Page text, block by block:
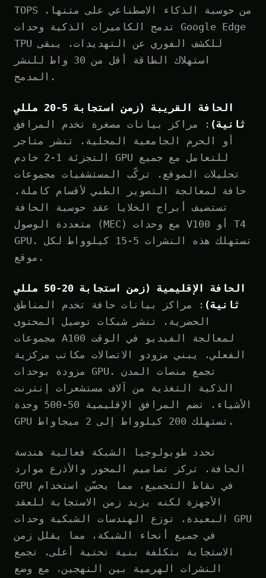
TOPS من حوسبة الذكاء الاصطناعي على متنها.
تدمج الكاميرات الذكية وحدات Google Edge
TPU للكشف الفوري عن التهديدات. يبقى
استهلاك الطاقة أقل من 30 واط للنشر
المدمج.
الحافة القريبة (زمن استجابة 5-20 مللي
ثانية) : مراكز بيانات مصغرة تخدم المرافق
أو الحرم الجامعية المحلية. تنشر متاجر
التجزئة 1-2 خادم GPU للتعامل مع جميع
تحليلات الموقع. تركّب المستشفيات مجموعات
حافة لمعالجة التصوير الطبي لأقسام كاملة.
تستضيف أبراج الخلايا عقد حوسبة الحافة
متعددة الوصول (MEC) مع وحدات V100 أو T4
GPU. تستهلك هذه النشرات 5-15 كيلوواط لكل
موقع.
الحافة الإقليمية (زمن استجابة 20-50 مللي
ثانية) : مراكز بيانات حافة تخدم المناطق
الحضرية. تنشر شبكات توصيل المحتوى
مجموعات A100 لمعالجة الفيديو في الوقت
الفعلي. يبني مزودو الاتصالات مكاتب مركزية
مزودة بوحدات GPU. تجمع منصات المدن
الذكية التغذية من آلاف مستشعرات إنترنت
الأشياء. تضم المرافق الإقليمية 50-500 وحدة
GPU تستهلك 200 كيلوواط إلى 2 ميجاواط.
تحدد طوبولوجيا الشبكة فعالية هندسة
الحافة. تركز تصاميم المحور والأذرع موارد
GPU في نقاط التجميع، مما يحسّن استخدام
الأجهزة لكنه يزيد زمن الاستجابة للعقد
البعيدة. توزع الهندسات الشبكية وحدات GPU
في جميع أنحاء الشبكة، مما يقلل زمن
الاستجابة بتكلفة بنية تحتية أعلى. تجمع
النشرات الهرمية بين النهجين، مع وضع